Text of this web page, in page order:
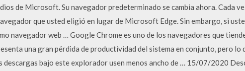
de Microsoft. Su navegador predeterminado se cambia ahora. Cada
que usted eligió en lugar de Microsoft Edge. Sin embargo, si
navegador web … Google Chrome es uno de los navegadores que
una gran pérdida de productividad del sistema en conjunto, pero lo
descargas bajo este explorador usen menos ancho de … 15/07/2020